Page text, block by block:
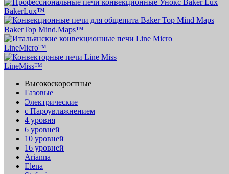
BakerLux™
BakerTop Mind.Maps™
LineMicro™
LineMiss™
Высокоскоростные
Газовые
Электрические
с Пароувлажнением
4 уровня
6 уровней
10 уровней
16 уровней
Arianna
Elena